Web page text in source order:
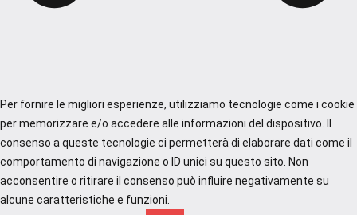
Per fornire le migliori esperienze, utilizziamo tecnologie come i cookie
per memorizzare e/o accedere alle informazioni del dispositivo. Il
consenso a queste tecnologie ci permetterà di elaborare dati come il
comportamento di navigazione o ID unici su questo sito. Non
acconsentire o ritirare il consenso può influire negativamente su
alcune caratteristiche e funzioni.